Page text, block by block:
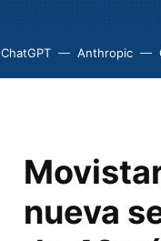
ChatGPT Anthropic
nueva